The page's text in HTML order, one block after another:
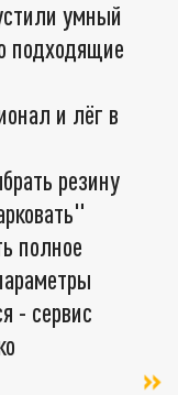
умный
подходящие
и лёг в
резину
полное
- сервис